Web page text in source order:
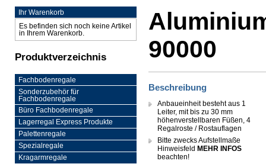
Ihr Warenkorb
Es befinden sich noch keine Artikel
in Ihrem Warenkorb.
Produktverzeichnis
Fachbodenregale
Sonderzubehör für
Fachbodenregale
Büro Fachbodenregale
Lagerregal Express Produkte
Palettenregale
Spezialregale
Kragarmregale
90000
Beschreibung
Anbaueinheit besteht aus 1
Leiter, mit bis zu 30 mm
höhenverstellbaren Füßen, 4
Regalroste / Rostauflagen
Bitte zwecks Aufstellmaße
Hinweisfeld MEHR INFOS
beachten!